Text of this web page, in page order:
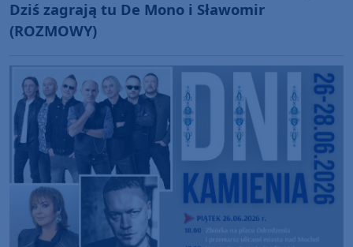
Dziś zagrają tu De Mono i Sławomir
(ROZMOWY)